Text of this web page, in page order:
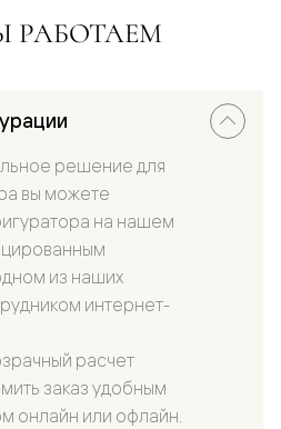
РАБОТАЕМ
решение для
вы можете
на нашем
из наших
интернет-
расчет
заказ удобным
онлайн или офлайн.